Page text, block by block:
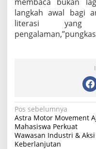
langkah awal bagi
literasi
N
a
v
Pos sebelumnya
Astra Motor Movement
Mahasiswa Perkuat
Wawasan Industri & Aksi
Keberlanjutan